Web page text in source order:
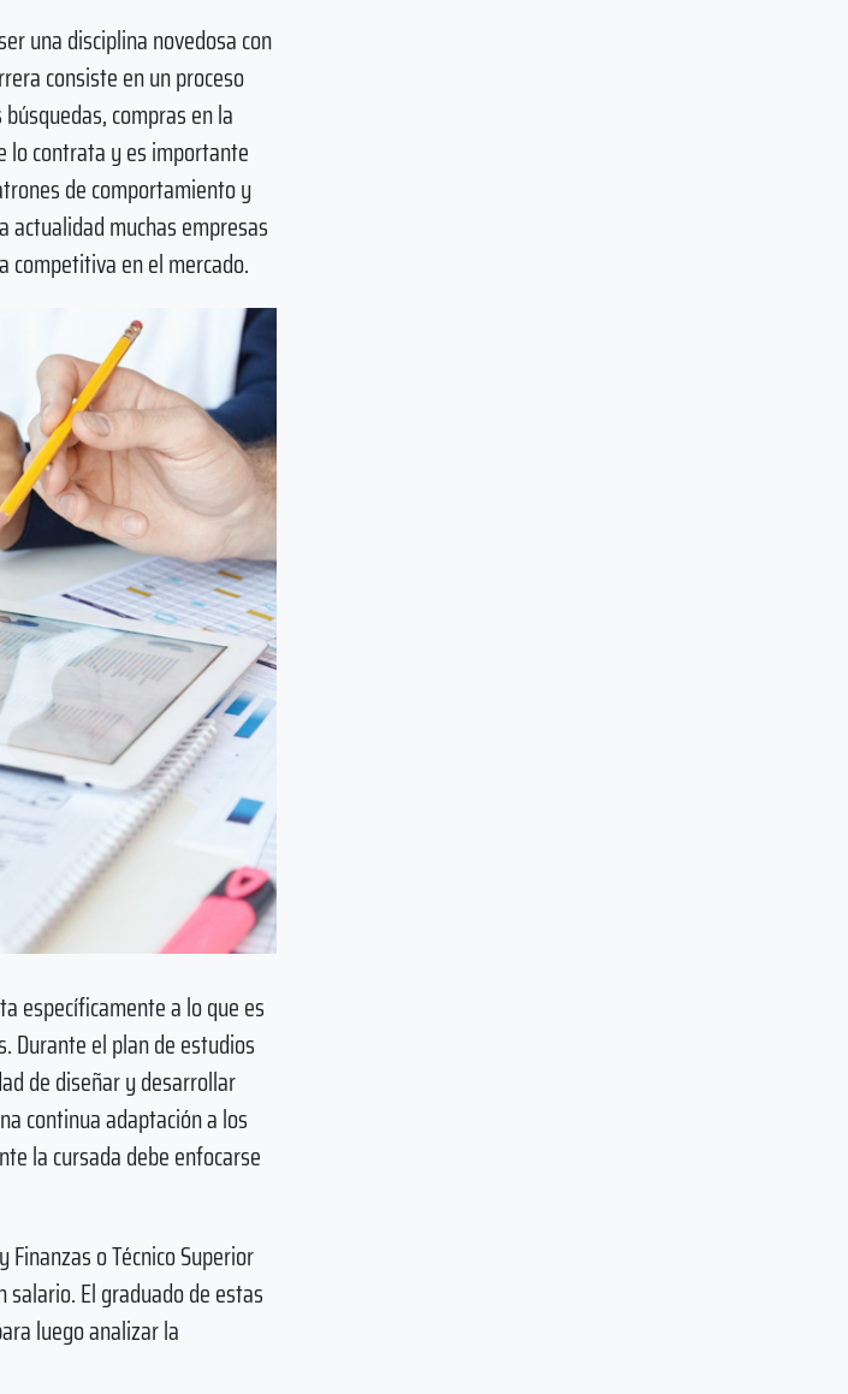
una disciplina novedosa con
consiste en un proceso
compras en la
lo contrata y es importante
de comportamiento y
actualidad muchas empresas
competitiva en el mercado.
específicamente a lo que es
Durante el plan de estudios
de diseñar y desarrollar
continua adaptación a los
la cursada debe enfocarse
o Técnico Superior
El graduado de estas
luego analizar la